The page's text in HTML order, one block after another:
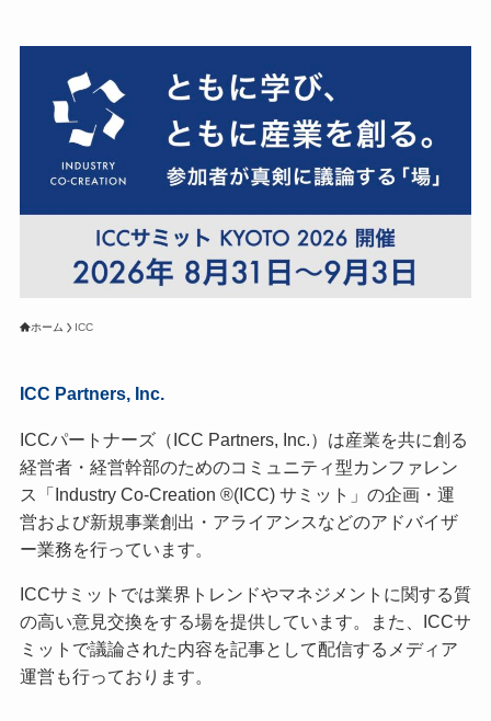
ホーム ICC
ICC Partners, Inc.
ICCパートナーズ（ICC Partners, Inc.）は産業を共に創る
経営者・経営幹部のためのコミュニティ型カンファレン
ス「Industry Co-Creation ®(ICC) サミット」の企画・運
営および新規事業創出・アライアンスなどのアドバイザ
ー業務を行っています。
ICCサミットでは業界トレンドやマネジメントに関する質
の高い意見交換をする場を提供しています。また、ICCサ
ミットで議論された内容を記事として配信するメディア
運営も行っております。